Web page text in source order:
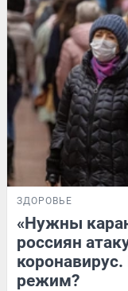
ЗДОРОВЬЕ
«Нужны
россиян
режим?